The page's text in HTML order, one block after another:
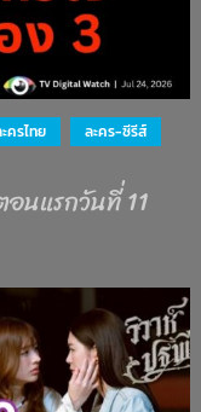
ครไทย
ละคร-ซีรีส์
อนแรกวันที่ 11